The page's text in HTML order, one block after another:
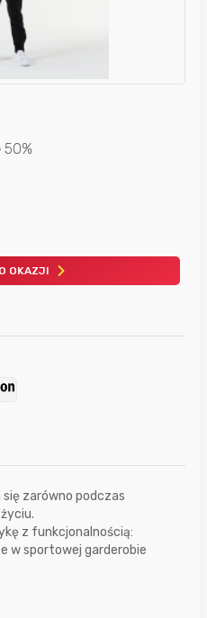
50%
OKAZJI
zarówno podczas
z funkcjonalnością:
w sportowej garderobie